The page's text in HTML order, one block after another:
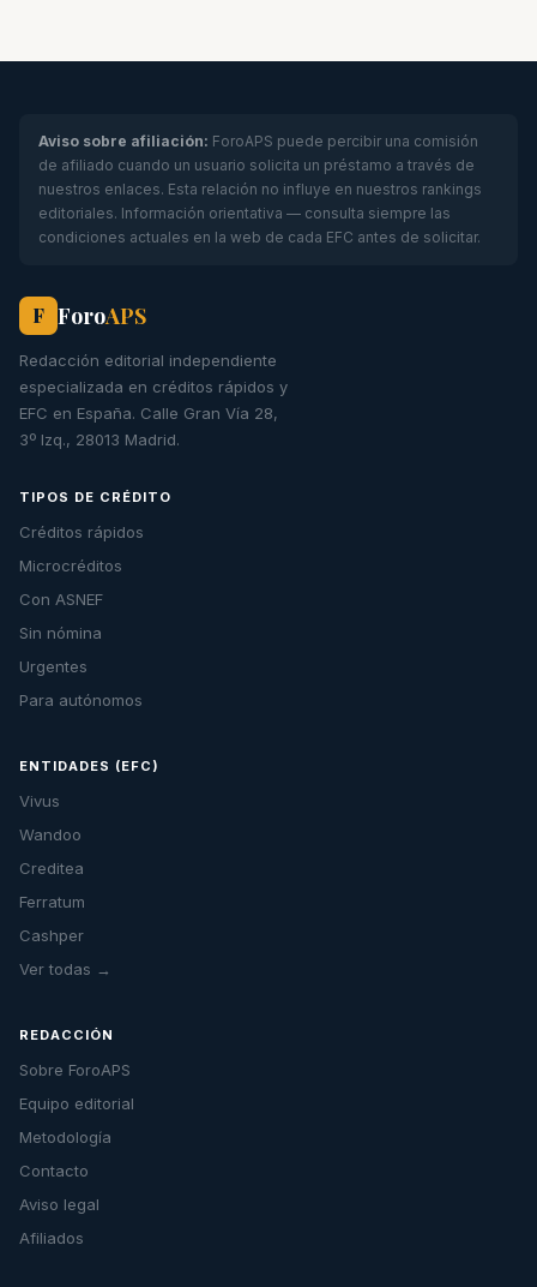
Aviso sobre afiliación: ForoAPS puede percibir una comisión
de afiliado cuando un usuario solicita un préstamo a través de
nuestros enlaces. Esta relación no influye en nuestros rankings
editoriales. Información orientativa — consulta siempre las
condiciones actuales en la web de cada EFC antes de solicitar.
F ForoAPS
Redacción editorial independiente
especializada en créditos rápidos y
EFC en España. Calle Gran Vía 28,
3º Izq., 28013 Madrid.
TIPOS DE CRÉDITO
Créditos rápidos
Microcréditos
Con ASNEF
Sin nómina
Urgentes
Para autónomos
ENTIDADES (EFC)
Vivus
Wandoo
Creditea
Ferratum
Cashper
Ver todas →
REDACCIÓN
Sobre ForoAPS
Equipo editorial
Metodología
Contacto
Aviso legal
Afiliados